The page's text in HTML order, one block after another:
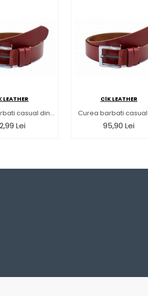
LEATHER
Curea barbati casual din piele naturala 4.5 cm latime, bordo CK140BORDO
Lei
ClK LEATHER
95,90 Lei